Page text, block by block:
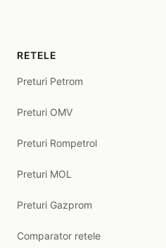
RETELE
Preturi Petrom
Preturi OMV
Preturi Rompetrol
Preturi MOL
Preturi Gazprom
Comparator retele